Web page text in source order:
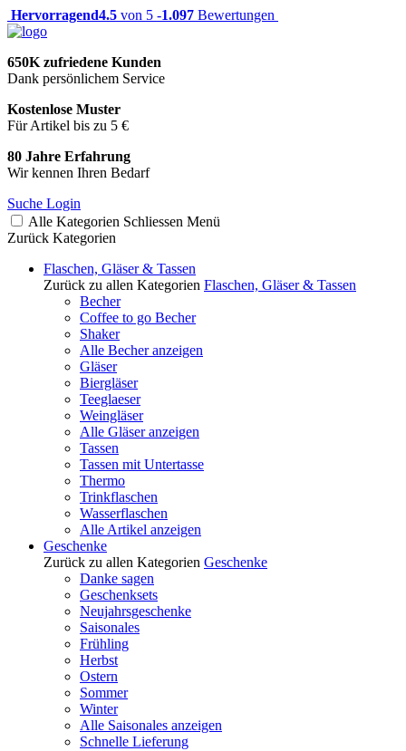
Hervorragend4.5 von 5 -1.097 Bewertungen
650K zufriedene Kunden
Dank persönlichem Service
Kostenlose Muster
Für Artikel bis zu 5 €
80 Jahre Erfahrung
Wir kennen Ihren Bedarf
Suche Login
Alle Kategorien Schliessen Menü
Zurück Kategorien
Flaschen, Gläser & Tassen
Zurück zu allen Kategorien Flaschen, Gläser & Tassen
Becher
Coffee to go Becher
Shaker
Alle Becher anzeigen
Gläser
Biergläser
Teeglaeser
Weingläser
Alle Gläser anzeigen
Tassen
Tassen mit Untertasse
Thermo
Trinkflaschen
Wasserflaschen
Alle Artikel anzeigen
Geschenke
Zurück zu allen Kategorien Geschenke
Danke sagen
Geschenksets
Neujahrsgeschenke
Saisonales
Frühling
Herbst
Ostern
Sommer
Winter
Alle Saisonales anzeigen
Schnelle Lieferung